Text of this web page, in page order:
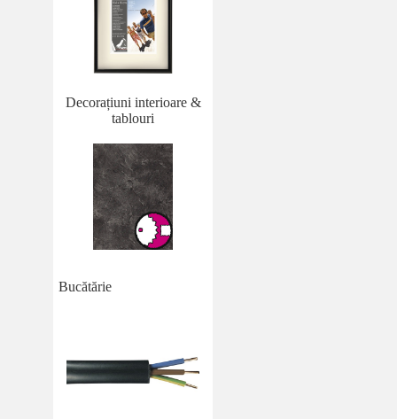
Decorațiuni interioare &
tablouri
Bucătărie